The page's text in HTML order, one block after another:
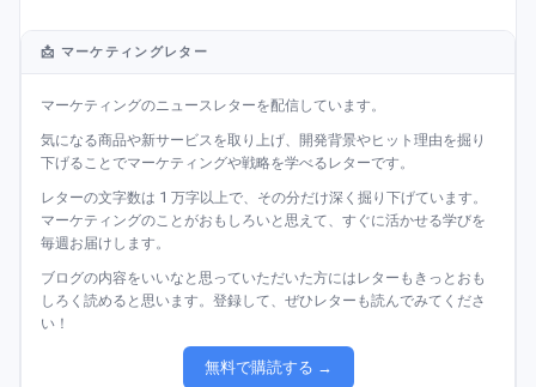
📩 マーケティングレター
マーケティングのニュースレターを配信しています。
気になる商品や新サービスを取り上げ、開発背景やヒット理由を掘り
下げることでマーケティングや戦略を学べるレターです。
レターの文字数は 1 万字以上で、その分だけ深く掘り下げています。
マーケティングのことがおもしろいと思えて、すぐに活かせる学びを
毎週お届けします。
ブログの内容をいいなと思っていただいた方にはレターもきっとおも
しろく読めると思います。登録して、ぜひレターも読んでみてくださ
い！
無料で購読する →